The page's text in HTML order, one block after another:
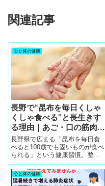
関連記事
心と体の健康
長野で“昆布を毎日くしゃ
くしゃ食べる”と長生きす
る理由｜あご・口の筋肉が
強くなる科学的根拠
長野県で広まる「昆布を毎日食
べると100歳でも固いものが食べ
られる」という健康習慣。整体
師の視点で、あご・口の筋肉が
強くなる理由を科学的に解説。
心と体の健康